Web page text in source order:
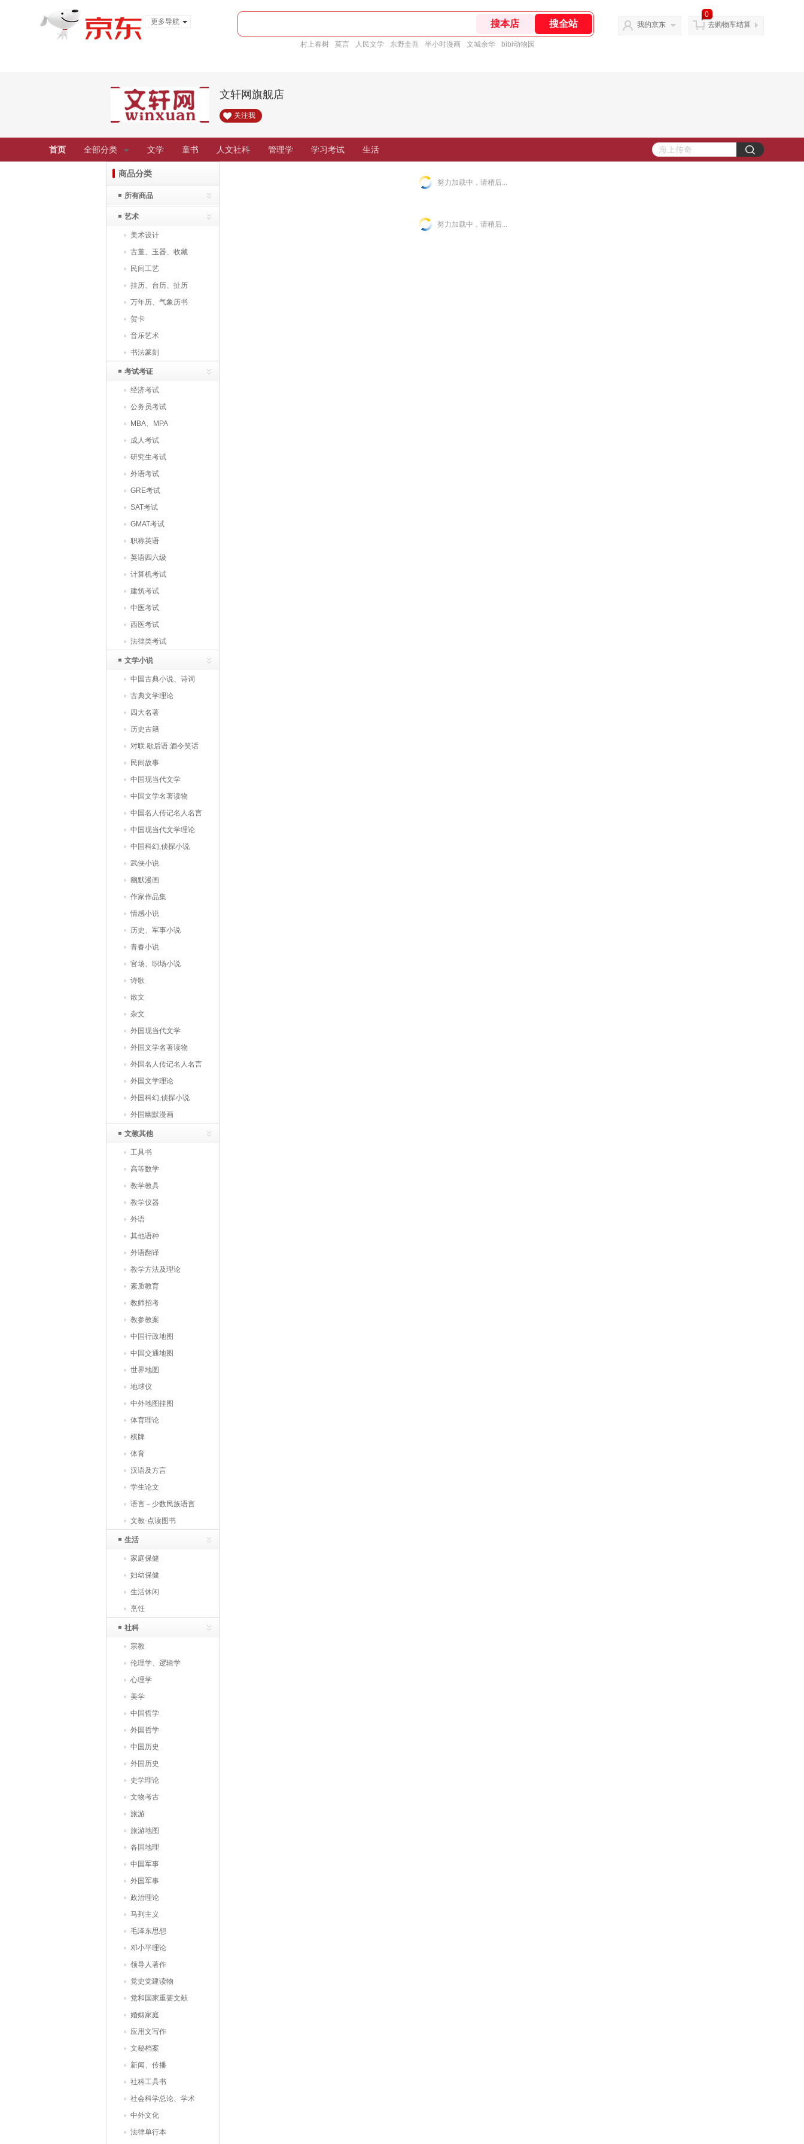
更多导航
村上春树 莫言 人民文学 东野圭吾 半小时漫画 文城余华 bibi动物园
我的京东
0
去购物车结算
文轩网旗舰店
关注我
首页 全部分类 文学 童书 人文社科 管理学 学习考试 生活
商品分类
所有商品
艺术
美术设计
古董、玉器、收藏
民间工艺
挂历、台历、扯历
万年历、气象历书
贺卡
音乐艺术
书法篆刻
考试考证
经济考试
公务员考试
MBA、MPA
成人考试
研究生考试
外语考试
GRE考试
SAT考试
GMAT考试
职称英语
英语四六级
计算机考试
建筑考试
中医考试
西医考试
法律类考试
文学小说
中国古典小说、诗词
古典文学理论
四大名著
历史古籍
对联.歇后语.酒令笑话
民间故事
中国现当代文学
中国文学名著读物
中国名人传记名人名言
中国现当代文学理论
中国科幻,侦探小说
武侠小说
幽默漫画
作家作品集
情感小说
历史、军事小说
青春小说
官场、职场小说
诗歌
散文
杂文
外国现当代文学
外国文学名著读物
外国名人传记名人名言
外国文学理论
外国科幻,侦探小说
外国幽默漫画
文教其他
工具书
高等数学
教学教具
教学仪器
外语
其他语种
外语翻译
教学方法及理论
素质教育
教师招考
教参教案
中国行政地图
中国交通地图
世界地图
地球仪
中外地图挂图
体育理论
棋牌
体育
汉语及方言
学生论文
语言－少数民族语言
文教-点读图书
生活
家庭保健
妇幼保健
生活休闲
烹饪
社科
宗教
伦理学、逻辑学
心理学
美学
中国哲学
外国哲学
中国历史
外国历史
史学理论
文物考古
旅游
旅游地图
各国地理
中国军事
外国军事
政治理论
马列主义
毛泽东思想
邓小平理论
领导人著作
党史党建读物
党和国家重要文献
婚姻家庭
应用文写作
文秘档案
新闻、传播
社科工具书
社会科学总论、学术
中外文化
法律单行本
努力加载中，请稍后...
努力加载中，请稍后...